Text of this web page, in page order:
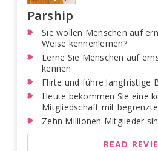
Parship
Sie wollen Menschen auf
Weise kennenlernen?
Lerne Sie Menschen auf
kennen
Flirte und führe langfristige
Heute bekommen Sie eine
Mitgliedschaft mit
Zehn Millionen Mitglieder
READ